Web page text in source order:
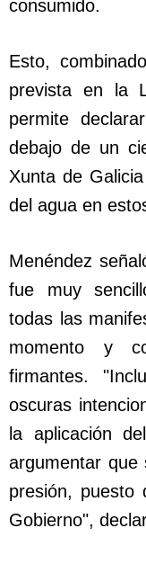
consumido.
Esto,
prevista en la
permite
debajo de un
Xunta de
del agua en
Menéndez
fue muy
todas las
momento y
firmantes.
oscuras
la aplicación
argumentar que
presión, puesto
Gobierno",